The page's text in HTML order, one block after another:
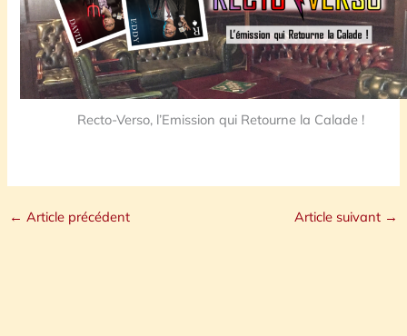
Recto-Verso, l’Emission qui Retourne la Calade !
← Article précédent Article suivant →